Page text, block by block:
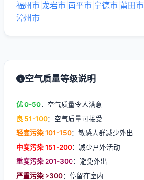
福州市 龙岩市 南平市 宁德市 莆田市
漳州市
空气质量等级说明
优 0-50：空气质量令人满意
良 51-100：空气质量可接受
轻度污染 101-150：敏感人群减少外出
中度污染 151-200：减少户外活动
重度污染 201-300：避免外出
严重污染 >300：停留在室内